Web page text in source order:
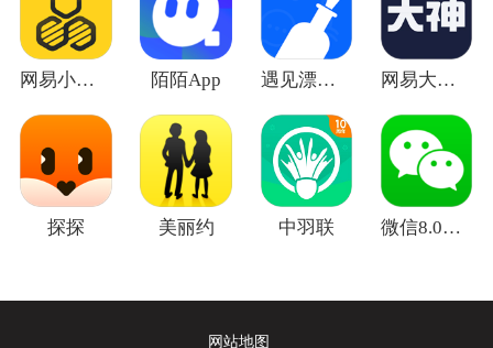
网易小蜜蜂 陌陌App 遇见漂流瓶 网易大神将军令
探探 美丽约 中羽联 微信8.0版本官方版
网站地图